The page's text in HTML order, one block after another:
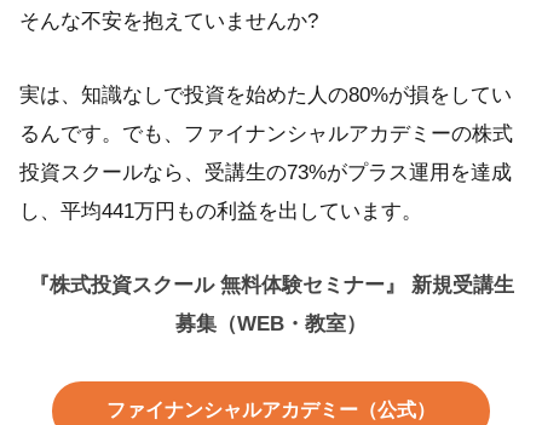
そんな不安を抱えていませんか?
実は、知識なしで投資を始めた人の80%が損をしてい
るんです。でも、ファイナンシャルアカデミーの株式
投資スクールなら、受講生の73%がプラス運用を達成
し、平均441万円もの利益を出しています。
『株式投資スクール 無料体験セミナー』 新規受講生
募集（WEB・教室）
ファイナンシャルアカデミー（公式）